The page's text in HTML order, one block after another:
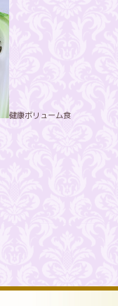
健康ボリューム食